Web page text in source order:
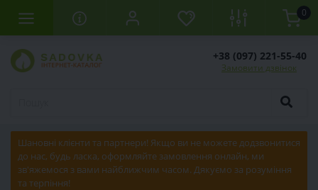
0
+38 (097) 221-55-40
Замовити дзвінок
Шановні клієнти та партнери! Якщо ви не можете додзвонитися
до нас, будь ласка, оформляйте замовлення онлайн, ми
зв'яжемося з вами найближчим часом. Дякуємо за розуміння
та терпіння!